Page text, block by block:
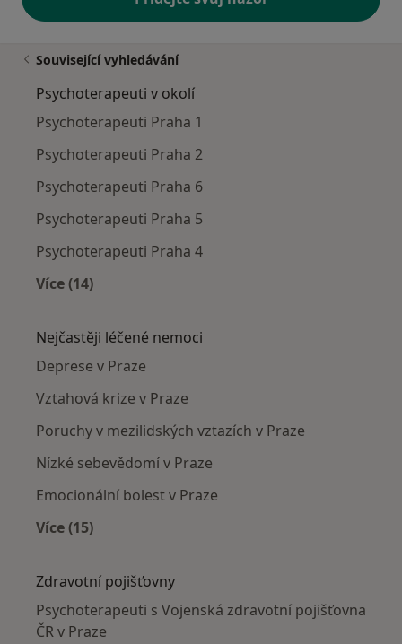
Související vyhledávání
Psychoterapeuti v okolí
Psychoterapeuti Praha 1
Psychoterapeuti Praha 2
Psychoterapeuti Praha 6
Psychoterapeuti Praha 5
Psychoterapeuti Praha 4
Více (14)
Nejčastěji léčené nemoci
Deprese v Praze
Vztahová krize v Praze
Poruchy v mezilidských vztazích v Praze
Nízké sebevědomí v Praze
Emocionální bolest v Praze
Více (15)
Zdravotní pojišťovny
Psychoterapeuti s Vojenská zdravotní pojišťovna
ČR v Praze